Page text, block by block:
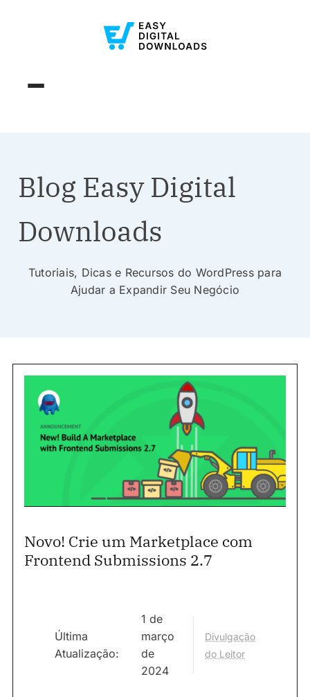
Blog Easy Digital
Downloads
Tutoriais, Dicas e Recursos do WordPress para
Ajudar a Expandir Seu Negócio
Novo! Crie um Marketplace com
Frontend Submissions 2.7
Última
Atualização:
1 de
março
de
2024
Divulgação
do Leitor